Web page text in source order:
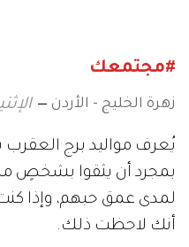
#مجتمعك
زهرة الخليج - الأردن الإثنين 14 نوفمبر
يُعرف مواليد برج العقرب
بمجرد أن يثقوا بشخصٍ
لمدى عمق حبهم، وإذا
أنك لاحظت ذلك.